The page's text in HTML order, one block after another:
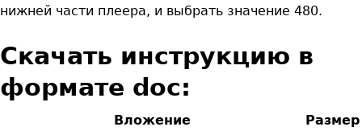
нижней части плеера, и выбрать значение 480.
Скачать инструкцию в
формате doc:
Вложение
Размер